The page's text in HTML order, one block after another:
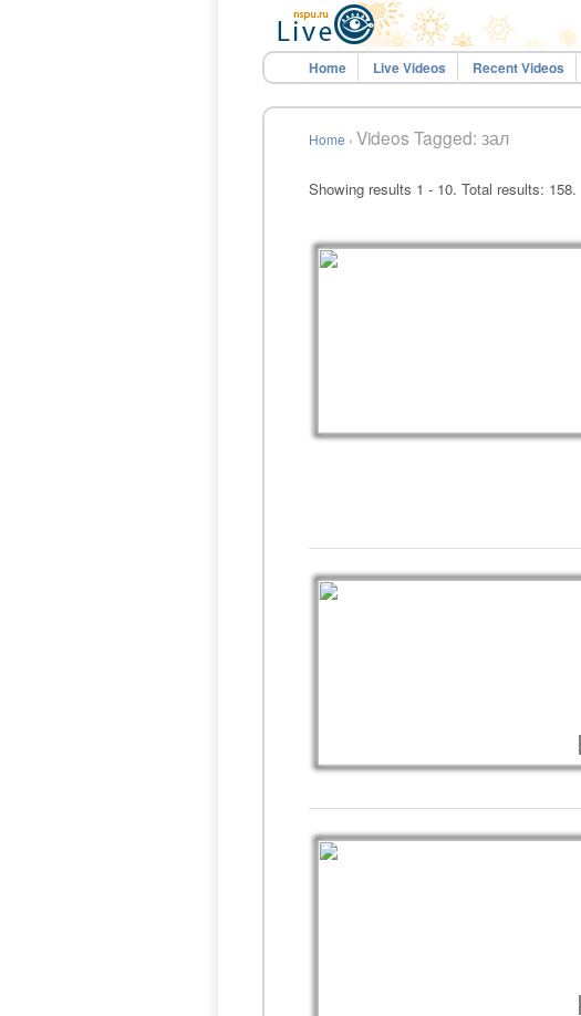
Home Live Videos Recent Videos
Home › Videos Tagged: зал
Showing results 1 - 10. Total results: 158.